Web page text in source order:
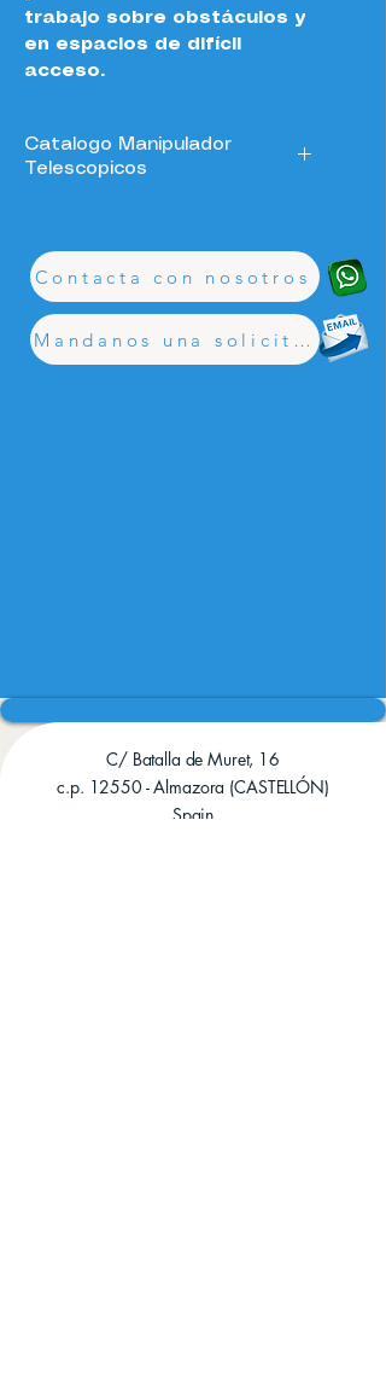
trabajo sobre obstáculos y
en espacios de difícil
acceso.
Catalogo Manipulador
Telescopicos
Download PDF • 1.55MB
Contacta con nosotros
Mandanos una solicitud
C/ Batalla de Muret, 16
c.p. 12550 - Almazora (CASTELLÓN)
Spain